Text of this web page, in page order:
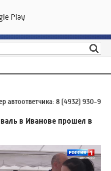
ГТРК «Ивтелерадио»
8 (4932) 930-930
в Иванове прошел в
Play